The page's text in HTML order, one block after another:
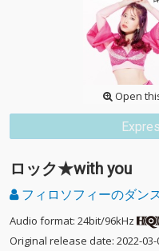
Open
ロック★with you
フィロソフィーのダン
Audio format: 24bit/96kHz
Original release date: 2022-03-